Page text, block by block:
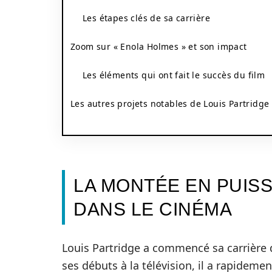
Les étapes clés de sa carrière
Zoom sur « Enola Holmes » et son impact
Les éléments qui ont fait le succès du film
Les autres projets notables de Louis Partridge
LA MONTÉE EN
DANS LE CINÉMA
Louis Partridge a commencé sa
ses débuts à la télévision, il a